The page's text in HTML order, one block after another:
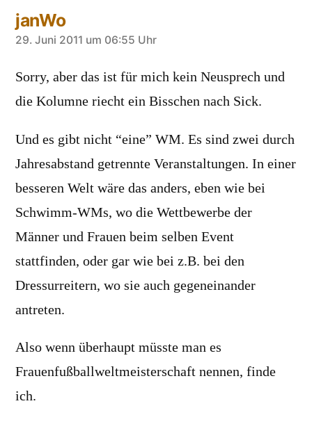
janWo
sagt:
29. Juni 2011 um 06:55 Uhr
Sorry, aber das ist für mich kein Neusprech und
die Kolumne riecht ein Bisschen nach Sick.
Und es gibt nicht “eine” WM. Es sind zwei durch
Jahresabstand getrennte Veranstaltungen. In einer
besseren Welt wäre das anders, eben wie bei
Schwimm-WMs, wo die Wettbewerbe der
Männer und Frauen beim selben Event
stattfinden, oder gar wie bei z.B. bei den
Dressurreitern, wo sie auch gegeneinander
antreten.
Also wenn überhaupt müsste man es
Frauenfußballweltmeisterschaft nennen, finde
ich.